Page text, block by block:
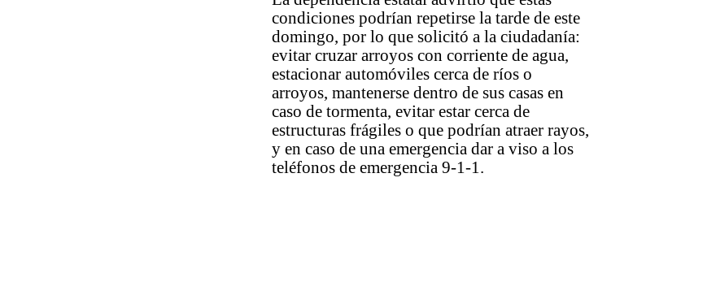
condiciones podrían repetirse la tarde de este
domingo, por lo que solicitó a la ciudadanía:
evitar cruzar arroyos con corriente de agua,
estacionar automóviles cerca de ríos o
arroyos, mantenerse dentro de sus casas en
caso de tormenta, evitar estar cerca de
estructuras frágiles o que podrían atraer rayos,
y en caso de una emergencia dar a viso a los
teléfonos de emergencia 9-1-1.